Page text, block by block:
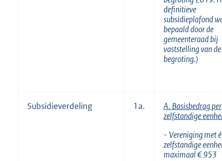
definitieve
subsidieplafond
bepaald door de
gemeenteraad bij
vaststelling van de
begroting.)
Subsidieverdeling 1a.
A. Basisbedrag per
zelfstandige
- Vereniging met
zelfstandige
maximaal € 953